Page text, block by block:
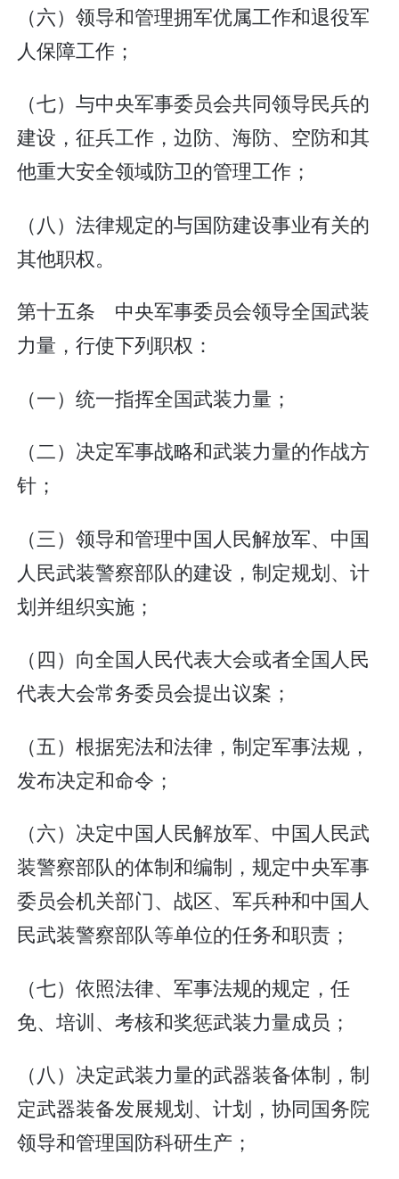
（六）领导和管理拥军优属工作和退役军
人保障工作；
（七）与中央军事委员会共同领导民兵的
建设，征兵工作，边防、海防、空防和其
他重大安全领域防卫的管理工作；
（八）法律规定的与国防建设事业有关的
其他职权。
第十五条 中央军事委员会领导全国武装
力量，行使下列职权：
（一）统一指挥全国武装力量；
（二）决定军事战略和武装力量的作战方
针；
（三）领导和管理中国人民解放军、中国
人民武装警察部队的建设，制定规划、计
划并组织实施；
（四）向全国人民代表大会或者全国人民
代表大会常务委员会提出议案；
（五）根据宪法和法律，制定军事法规，
发布决定和命令；
（六）决定中国人民解放军、中国人民武
装警察部队的体制和编制，规定中央军事
委员会机关部门、战区、军兵种和中国人
民武装警察部队等单位的任务和职责；
（七）依照法律、军事法规的规定，任
免、培训、考核和奖惩武装力量成员；
（八）决定武装力量的武器装备体制，制
定武器装备发展规划、计划，协同国务院
领导和管理国防科研生产；